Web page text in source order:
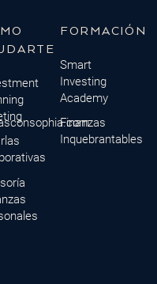
FORMACIÓN
Smart
Investing
Academy
Finanzas
Inquebrantables